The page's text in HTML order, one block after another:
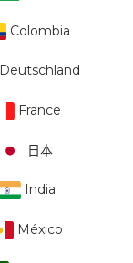
Colombia
Deutschland
France
日本
India
México